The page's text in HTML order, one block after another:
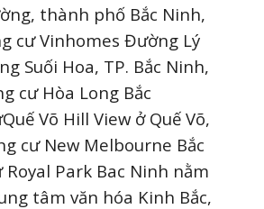
thành phố Bắc Ninh,
cư Vinhomes Đường Lý
Suối Hoa, TP. Bắc Ninh,
cư Hòa Long Bắc
Võ Hill View ở Quế Võ,
cư New Melbourne Bắc
Park Bac Ninh nằm
tâm văn hóa Kinh Bắc,